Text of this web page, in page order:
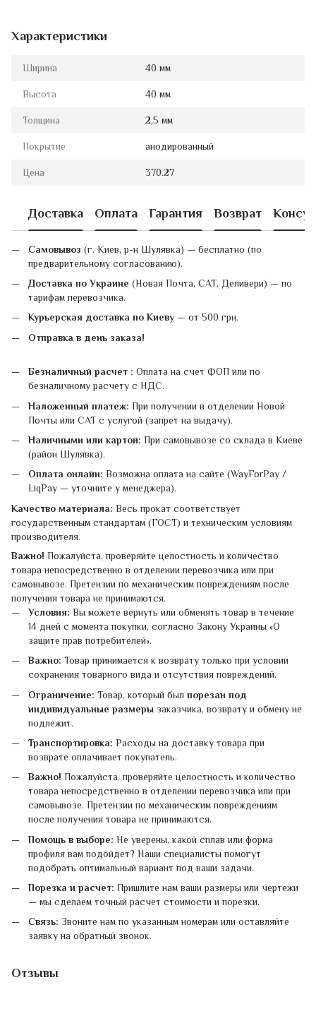
Характеристики
Ширина 40 мм
Высота 40 мм
Толщина 2,5 мм
Покрытие анодированный
Цена 370.27
Доставка Оплата Гарантия Возврат
Самовывоз (г. Киев, р-н Шулявка) — бесплатно (по
предварительному согласованию).
Доставка по Украине (Новая Почта, САТ, Деливери) — по
тарифам перевозчика.
Курьерская доставка по Киеву — от 500 грн.
Отправка в день заказа!
Безналичный расчет : Оплата на счет ФОП или по
безналичному расчету с НДС.
Наложенный платеж: При получении в отделении Новой
Почты или САТ с услугой (запрет на выдачу).
Наличными или картой: При самовывозе со склада в Киеве
(район Шулявка).
Оплата онлайн: Возможна оплата на сайте (WayForPay /
LiqPay — уточните у менеджера).
Качество материала: Весь прокат соответствует
государственным стандартам (ГОСТ) и техническим условиям
производителя.
Важно! Пожалуйста, проверяйте целостность и количество
товара непосредственно в отделении перевозчика или при
самовывозе. Претензии по механическим повреждениям после
получения товара не принимаются.
Условия: Вы можете вернуть или обменять товар в течение
14 дней с момента покупки, согласно Закону Украины «О
защите прав потребителей».
Важно: Товар принимается к возврату только при условии
сохранения товарного вида и отсутствия повреждений.
Ограничение: Товар, который был порезан под
индивидуальные размеры заказчика, возврату и обмену не
подлежит.
Транспортировка: Расходы на доставку товара при
возврате оплачивает покупатель.
Важно! Пожалуйста, проверяйте целостность и количество
товара непосредственно в отделении перевозчика или при
самовывозе. Претензии по механическим повреждениям
после получения товара не принимаются.
Помощь в выборе: Не уверены, какой сплав или форма
профиля вам подойдет? Наши специалисты помогут
подобрать оптимальный вариант под ваши задачи.
Порезка и расчет: Пришлите нам ваши размеры или чертежи
— мы сделаем точный расчет стоимости и порезки.
Связь: Звоните нам по указанным номерам или оставляйте
заявку на обратный звонок.
Отзывы